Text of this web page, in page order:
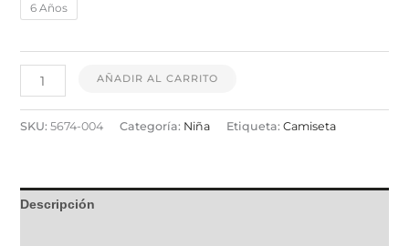
6 Años
AÑADIR AL CARRITO
SKU: 5674-004 Categoría: Niña Etiqueta: Camiseta
Descripción